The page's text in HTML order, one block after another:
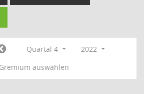
Quartal 4
2022
Gremium auswählen